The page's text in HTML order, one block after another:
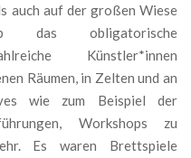
auch auf der großen Wiese
obligatorische
Künstler*innen
Räumen, in Zelten und an
wie zum Beispiel der
Workshops zu
Es waren Brettspiele